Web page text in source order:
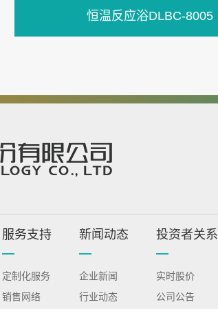
恒温反应浴DLBC-8005
服务支持
定制化服务
销售网络
新闻动态
企业新闻
行业动态
投资者关系
实时股价
公司公告